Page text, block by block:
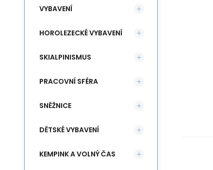
VYBAVENÍ
HOROLEZECKÉ VYBAVENÍ
SKIALPINISMUS
PRACOVNÍ SFÉRA
SNĚŽNICE
DĚTSKÉ VYBAVENÍ
KEMPINK A VOLNÝ ČAS